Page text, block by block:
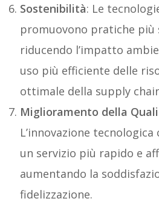
Sostenibilità: Le
promuovono pratiche più
riducendo l’impatto
uso più efficiente delle
ottimale della supply
Miglioramento della
L’innovazione
un servizio più rapido e
aumentando la
fidelizzazione.